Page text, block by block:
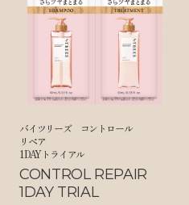
バイツリーズ コントロール
リペア
1DAYトライアル
CONTROL REPAIR
1DAY TRIAL